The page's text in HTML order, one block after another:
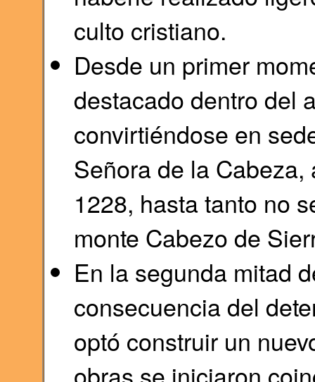
culto cristiano.
Desde un primer
destacado dentro del
convirtiéndose en
Señora de la
1228, hasta tanto no
monte Cabezo de
En la segunda mitad
consecuencia del
optó construir un